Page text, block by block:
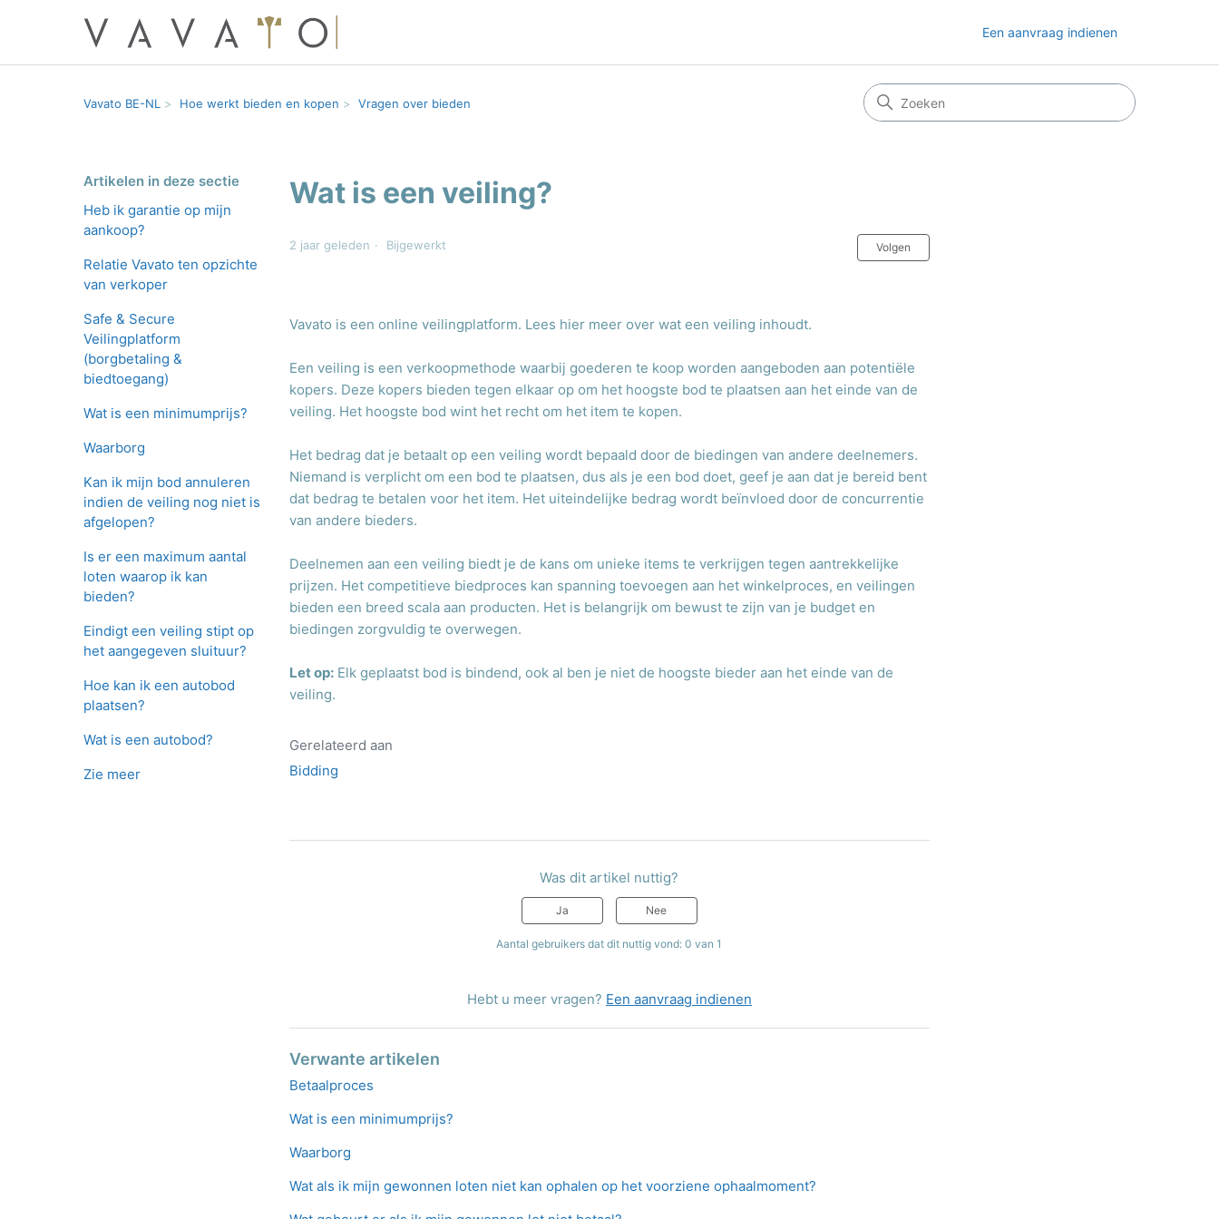
Een aanvraag indienen
Vavato BE-NL Hoe werkt bieden en kopen Vragen over bieden
Artikelen in deze sectie
Heb ik garantie op mijn
aankoop?
Relatie Vavato ten opzichte
van verkoper
Safe & Secure
Veilingplatform
(borgbetaling &
biedtoegang)
Wat is een minimumprijs?
Waarborg
Kan ik mijn bod annuleren
indien de veiling nog niet is
afgelopen?
Is er een maximum aantal
loten waarop ik kan
bieden?
Eindigt een veiling stipt op
het aangegeven sluituur?
Hoe kan ik een autobod
plaatsen?
Wat is een autobod?
Zie meer
Wat is een veiling?
2 jaar geleden Bijgewerkt Volgen
Vavato is een online veilingplatform. Lees hier meer over wat een veiling inhoudt.
Een veiling is een verkoopmethode waarbij goederen te koop worden aangeboden aan potentiële
kopers. Deze kopers bieden tegen elkaar op om het hoogste bod te plaatsen aan het einde van de
veiling. Het hoogste bod wint het recht om het item te kopen.
Het bedrag dat je betaalt op een veiling wordt bepaald door de biedingen van andere deelnemers.
Niemand is verplicht om een bod te plaatsen, dus als je een bod doet, geef je aan dat je bereid bent
dat bedrag te betalen voor het item. Het uiteindelijke bedrag wordt beïnvloed door de concurrentie
van andere bieders.
Deelnemen aan een veiling biedt je de kans om unieke items te verkrijgen tegen aantrekkelijke
prijzen. Het competitieve biedproces kan spanning toevoegen aan het winkelproces, en veilingen
bieden een breed scala aan producten. Het is belangrijk om bewust te zijn van je budget en
biedingen zorgvuldig te overwegen.
Let op: Elk geplaatst bod is bindend, ook al ben je niet de hoogste bieder aan het einde van de
veiling.
Gerelateerd aan
Bidding
Was dit artikel nuttig?
Ja Nee
Aantal gebruikers dat dit nuttig vond: 0 van 1
Hebt u meer vragen? Een aanvraag indienen
Verwante artikelen
Betaalproces
Wat is een minimumprijs?
Waarborg
Wat als ik mijn gewonnen loten niet kan ophalen op het voorziene ophaalmoment?